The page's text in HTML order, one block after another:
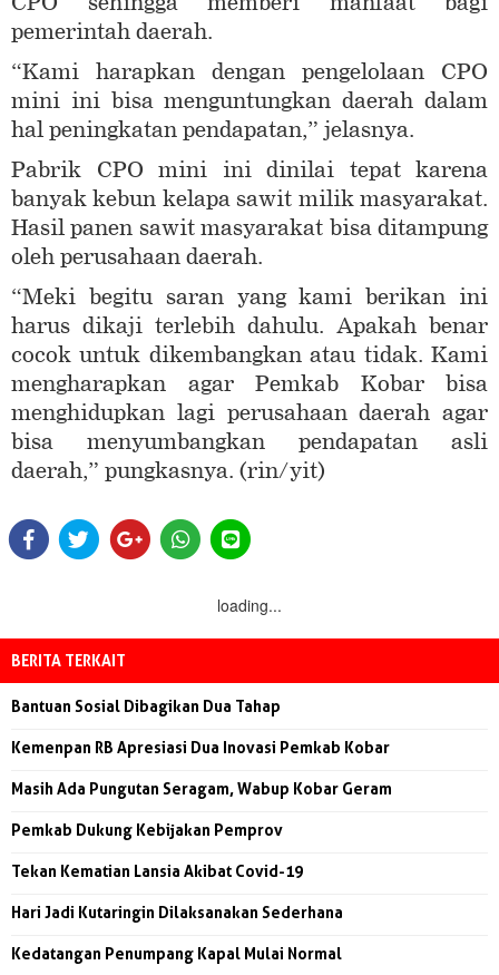
pemerintah daerah.
“Kami harapkan dengan pengelolaan CPO
mini ini bisa menguntungkan daerah dalam
hal peningkatan pendapatan,” jelasnya.
Pabrik CPO mini ini dinilai tepat karena
banyak kebun kelapa sawit milik masyarakat.
Hasil panen sawit masyarakat bisa ditampung
oleh perusahaan daerah.
“Meki begitu saran yang kami berikan ini
harus dikaji terlebih dahulu. Apakah benar
cocok untuk dikembangkan atau tidak. Kami
mengharapkan agar Pemkab Kobar bisa
menghidupkan lagi perusahaan daerah agar
bisa menyumbangkan pendapatan asli
daerah,” pungkasnya. (rin/yit)
loading...
BERITA TERKAIT
Bantuan Sosial Dibagikan Dua Tahap
Kemenpan RB Apresiasi Dua Inovasi Pemkab Kobar
Masih Ada Pungutan Seragam, Wabup Kobar Geram
Pemkab Dukung Kebijakan Pemprov
Tekan Kematian Lansia Akibat Covid-19
Hari Jadi Kutaringin Dilaksanakan Sederhana
Kedatangan Penumpang Kapal Mulai Normal